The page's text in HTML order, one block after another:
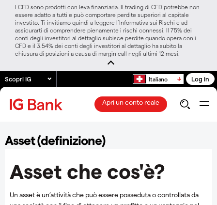
I CFD sono prodotti con leva finanziaria. Il trading di CFD potrebbe non
essere adatto a tutti e può comportare perdite superiori al capitale
investito. Ti invitiamo quindi a leggere l’Informativa sui Rischi e ad
assicurarti di comprendere pienamente i rischi connessi. Il 75% dei
conti degli investitori al dettaglio subisce perdite quando opera con i
CFD e il 3.54% dei conti degli investitori al dettaglio ha subito la
chiusura di posizioni a causa di margin call negli ultimi 12 mesi.
Scopri IG Italiano Log in
Apri un conto reale
Asset (definizione)
Asset che cos'è?
Un asset è un’attività che può essere posseduta o controllata da